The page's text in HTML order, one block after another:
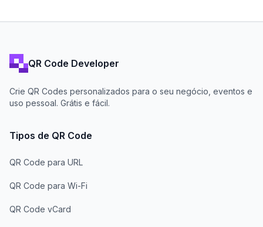
QR Code Developer
Crie QR Codes personalizados para o seu negócio, eventos e
uso pessoal. Grátis e fácil.
Tipos de QR Code
QR Code para URL
QR Code para Wi-Fi
QR Code vCard